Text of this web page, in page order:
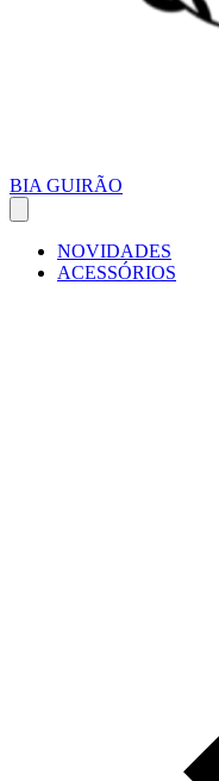
BIA GUIRÃO
NOVIDADES
ACESSÓRIOS